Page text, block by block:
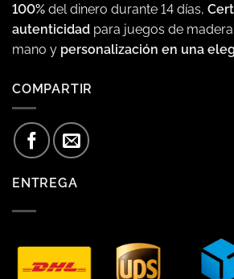
100% del dinero durante 14 días,
autenticidad para juegos de
mano y personalización en una
COMPARTIR
ENTREGA